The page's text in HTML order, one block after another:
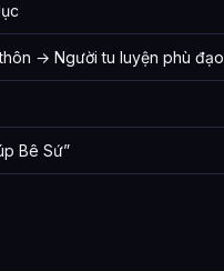
→ Người tu luyện phù đạo
Bê Sứ”